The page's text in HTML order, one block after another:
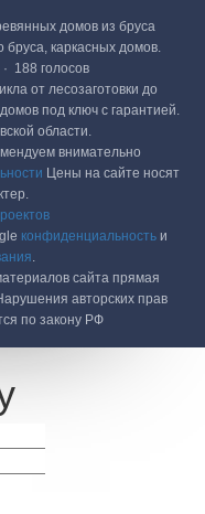
домов из бруса
бруса, каркасных домов.
· ‎ 188 голосов
от лесозаготовки до
под ключ с гарантией.
области.
внимательно
Цены на сайте носят
конфиденциальностьи
.
сайта прямая
авторских прав
по закону РФ